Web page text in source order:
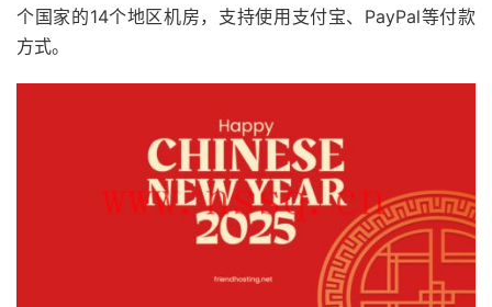
个国家的14个地区机房，支持使用支付宝、PayPal等付款
方式。